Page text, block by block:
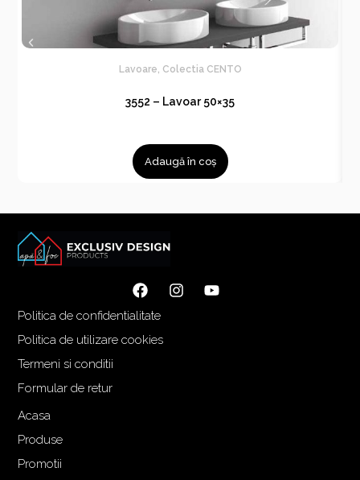
Lavoare Colectia CENTO
3552 – Lavoar 50×35
Adaugă în coș
Politica de confidentialitate
Politica de utilizare cookies
Termeni si conditii
Formular de retur
Acasa
Produse
Promotii